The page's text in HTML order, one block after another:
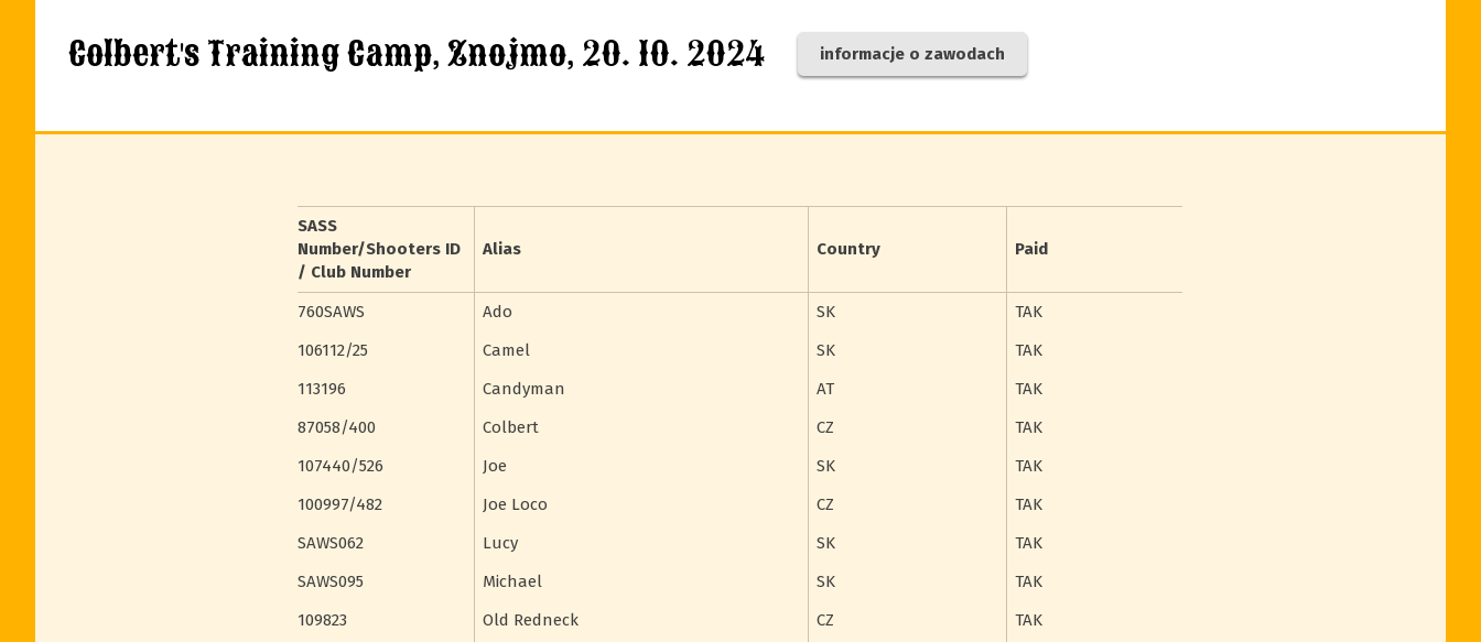
Colbert's Training Camp, Znojmo, 20. 10. 2024 informacje o zawodach
SASS
Number/Shooters ID
/ Club Number
Alias Country Paid
760SAWS Ado SK
TAK
106112/25
Camel SK
TAK
113196
Candyman AT
TAK
87058/400
Colbert CZ
TAK
107440/526
Joe SK
TAK
100997/482
Joe Loco CZ
TAK
SAWS062
Lucy SK
TAK
SAWS095
Michael SK
TAK
109823
Old Redneck CZ
TAK